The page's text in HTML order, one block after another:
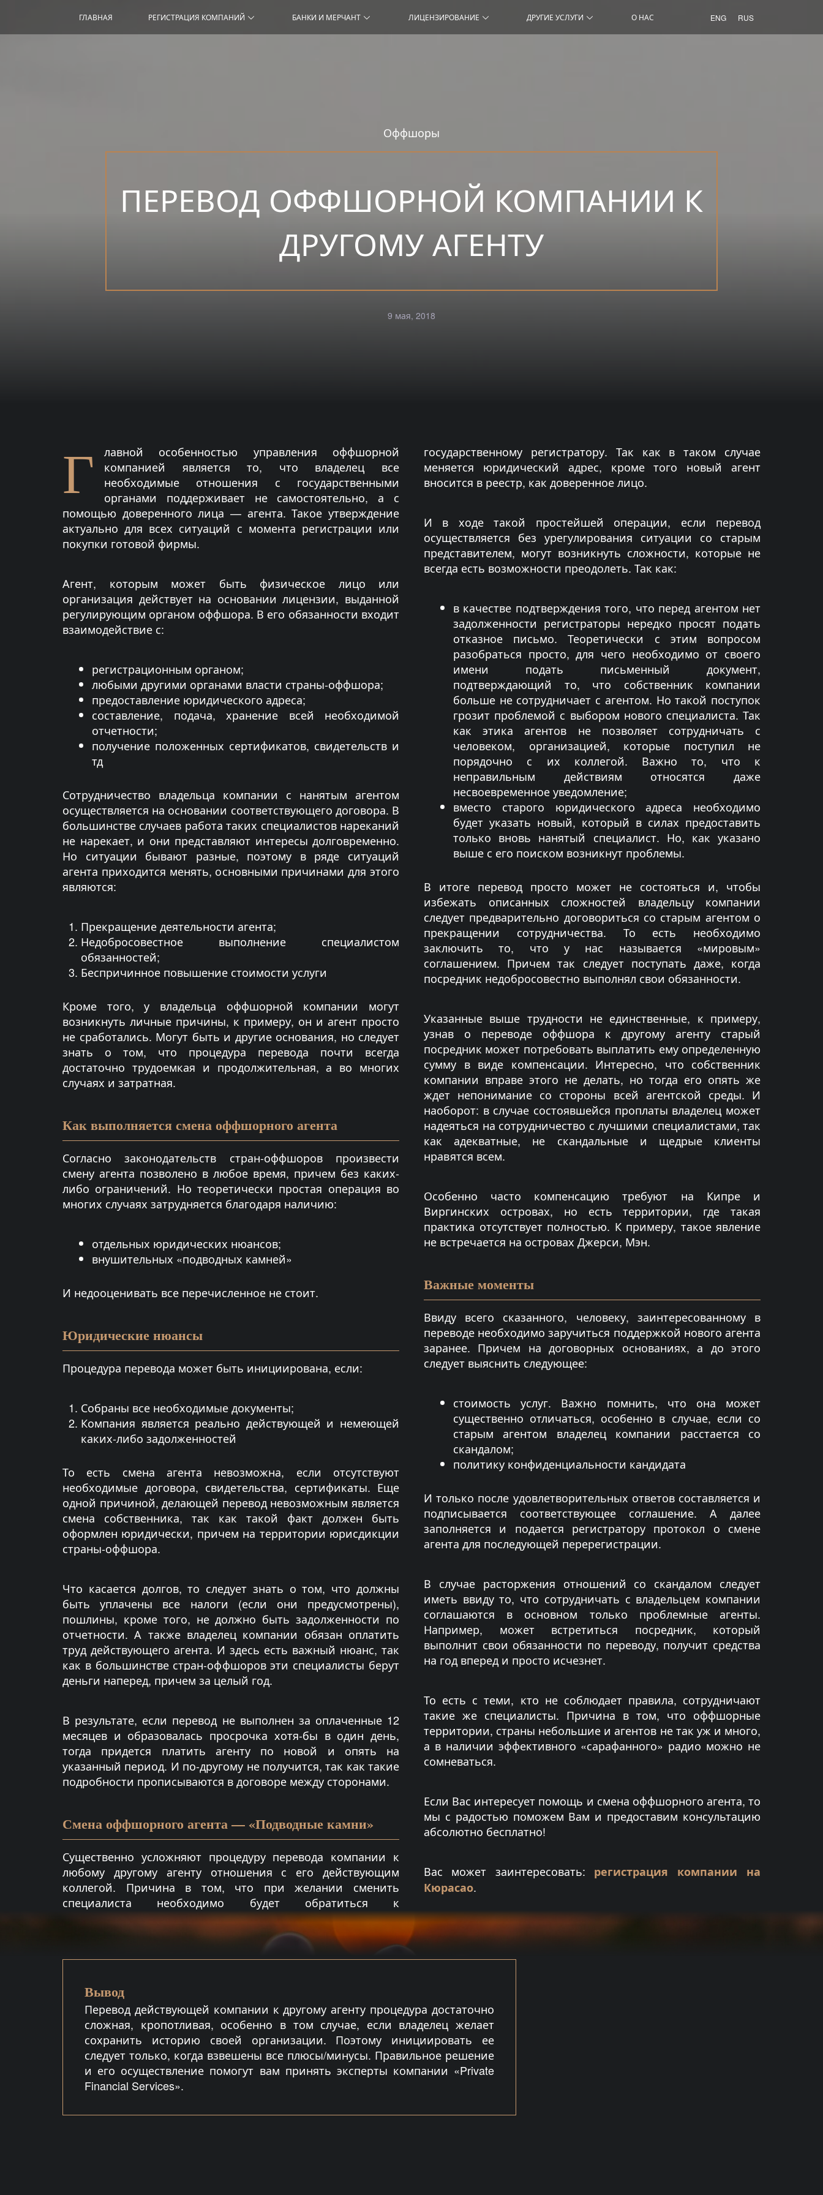
ГЛАВНАЯ РЕГИСТРАЦИЯ КОМПАНИЙ БАНКИ И МЕРЧАНТ ЛИЦЕНЗИРОВАНИЕ ДРУГИЕ УСЛУГИ О НАС ENG RUS
Оффшоры
ПЕРЕВОД ОФФШОРНОЙ КОМПАНИИ К
ДРУГОМУ АГЕНТУ
9 мая, 2018
Г
лавной особенностью управления оффшорной
компанией является то, что владелец все
необходимые отношения с государственными
органами поддерживает не самостоятельно, а с
помощью доверенного лица — агента. Такое утверждение
актуально для всех ситуаций с момента регистрации или
покупки готовой фирмы.
Агент, которым может быть физическое лицо или
организация действует на основании лицензии, выданной
регулирующим органом оффшора. В его обязанности входит
взаимодействие с:
регистрационным органом;
любыми другими органами власти страны-оффшора;
предоставление юридического адреса;
составление, подача, хранение всей необходимой
отчетности;
получение положенных сертификатов, свидетельств и
тд
Сотрудничество владельца компании с нанятым агентом
осуществляется на основании соответствующего договора. В
большинстве случаев работа таких специалистов нареканий
не нарекает, и они представляют интересы долговременно.
Но ситуации бывают разные, поэтому в ряде ситуаций
агента приходится менять, основными причинами для этого
являются:
Прекращение деятельности агента;
Недобросовестное выполнение специалистом
обязанностей;
Беспричинное повышение стоимости услуги
Кроме того, у владельца оффшорной компании могут
возникнуть личные причины, к примеру, он и агент просто
не сработались. Могут быть и другие основания, но следует
знать о том, что процедура перевода почти всегда
достаточно трудоемкая и продолжительная, а во многих
случаях и затратная.
Как выполняется смена оффшорного агента
Согласно законодательств стран-оффшоров произвести
смену агента позволено в любое время, причем без каких-
либо ограничений. Но теоретически простая операция во
многих случаях затрудняется благодаря наличию:
отдельных юридических нюансов;
внушительных «подводных камней»
И недооценивать все перечисленное не стоит.
Юридические нюансы
Процедура перевода может быть инициирована, если:
Собраны все необходимые документы;
Компания является реально действующей и немеющей
каких-либо задолженностей
То есть смена агента невозможна, если отсутствуют
необходимые договора, свидетельства, сертификаты. Еще
одной причиной, делающей перевод невозможным является
смена собственника, так как такой факт должен быть
оформлен юридически, причем на территории юрисдикции
страны-оффшора.
Что касается долгов, то следует знать о том, что должны
быть уплачены все налоги (если они предусмотрены),
пошлины, кроме того, не должно быть задолженности по
отчетности. А также владелец компании обязан оплатить
труд действующего агента. И здесь есть важный нюанс, так
как в большинстве стран-оффшоров эти специалисты берут
деньги наперед, причем за целый год.
В результате, если перевод не выполнен за оплаченные 12
месяцев и образовалась просрочка хотя-бы в один день,
тогда придется платить агенту по новой и опять на
указанный период. И по-другому не получится, так как такие
подробности прописываются в договоре между сторонами.
Смена оффшорного агента — «Подводные камни»
Существенно усложняют процедуру перевода компании к
любому другому агенту отношения с его действующим
коллегой. Причина в том, что при желании сменить
специалиста необходимо будет обратиться к
государственному регистратору. Так как в таком случае
меняется юридический адрес, кроме того новый агент
вносится в реестр, как доверенное лицо.
И в ходе такой простейшей операции, если перевод
осуществляется без урегулирования ситуации со старым
представителем, могут возникнуть сложности, которые не
всегда есть возможности преодолеть. Так как:
в качестве подтверждения того, что перед агентом нет
задолженности регистраторы нередко просят подать
отказное письмо. Теоретически с этим вопросом
разобраться просто, для чего необходимо от своего
имени подать письменный документ,
подтверждающий то, что собственник компании
больше не сотрудничает с агентом. Но такой поступок
грозит проблемой с выбором нового специалиста. Так
как этика агентов не позволяет сотрудничать с
человеком, организацией, которые поступил не
порядочно с их коллегой. Важно то, что к
неправильным действиям относятся даже
несвоевременное уведомление;
вместо старого юридического адреса необходимо
будет указать новый, который в силах предоставить
только вновь нанятый специалист. Но, как указано
выше с его поиском возникнут проблемы.
В итоге перевод просто может не состояться и, чтобы
избежать описанных сложностей владельцу компании
следует предварительно договориться со старым агентом о
прекращении сотрудничества. То есть необходимо
заключить то, что у нас называется «мировым»
соглашением. Причем так следует поступать даже, когда
посредник недобросовестно выполнял свои обязанности.
Указанные выше трудности не единственные, к примеру,
узнав о переводе оффшора к другому агенту старый
посредник может потребовать выплатить ему определенную
сумму в виде компенсации. Интересно, что собственник
компании вправе этого не делать, но тогда его опять же
ждет непонимание со стороны всей агентской среды. И
наоборот: в случае состоявшейся проплаты владелец может
надеяться на сотрудничество с лучшими специалистами, так
как адекватные, не скандальные и щедрые клиенты
нравятся всем.
Особенно часто компенсацию требуют на Кипре и
Виргинских островах, но есть территории, где такая
практика отсутствует полностью. К примеру, такое явление
не встречается на островах Джерси, Мэн.
Важные моменты
Ввиду всего сказанного, человеку, заинтересованному в
переводе необходимо заручиться поддержкой нового агента
заранее. Причем на договорных основаниях, а до этого
следует выяснить следующее:
стоимость услуг. Важно помнить, что она может
существенно отличаться, особенно в случае, если со
старым агентом владелец компании расстается со
скандалом;
политику конфиденциальности кандидата
И только после удовлетворительных ответов составляется и
подписывается соответствующее соглашение. А далее
заполняется и подается регистратору протокол о смене
агента для последующей перерегистрации.
В случае расторжения отношений со скандалом следует
иметь ввиду то, что сотрудничать с владельцем компании
соглашаются в основном только проблемные агенты.
Например, может встретиться посредник, который
выполнит свои обязанности по переводу, получит средства
на год вперед и просто исчезнет.
То есть с теми, кто не соблюдает правила, сотрудничают
такие же специалисты. Причина в том, что оффшорные
территории, страны небольшие и агентов не так уж и много,
а в наличии эффективного «сарафанного» радио можно не
сомневаться.
Если Вас интересует помощь и смена оффшорного агента, то
мы с радостью поможем Вам и предоставим консультацию
абсолютно бесплатно!
Вас может заинтересовать: регистрация компании на
Кюрасао.
Вывод
Перевод действующей компании к другому агенту процедура достаточно
сложная, кропотливая, особенно в том случае, если владелец желает
сохранить историю своей организации. Поэтому инициировать ее
следует только, когда взвешены все плюсы/минусы. Правильное решение
и его осуществление помогут вам принять эксперты компании «Private
Financial Services».